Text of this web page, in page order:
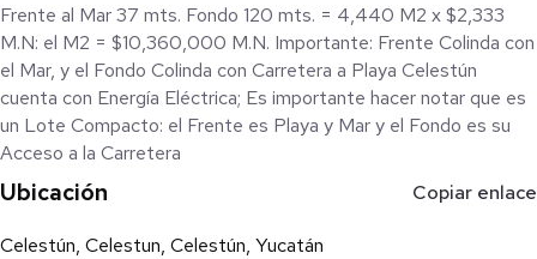
Frente al Mar 37 mts. Fondo 120 mts. = 4,440 M2 x $2,333
M.N: el M2 = $10,360,000 M.N. Importante: Frente Colinda con
el Mar, y el Fondo Colinda con Carretera a Playa Celestún
cuenta con Energía Eléctrica; Es importante hacer notar que es
un Lote Compacto: el Frente es Playa y Mar y el Fondo es su
Acceso a la Carretera
Ubicación Copiar enlace
Celestún, Celestun, Celestún, Yucatán